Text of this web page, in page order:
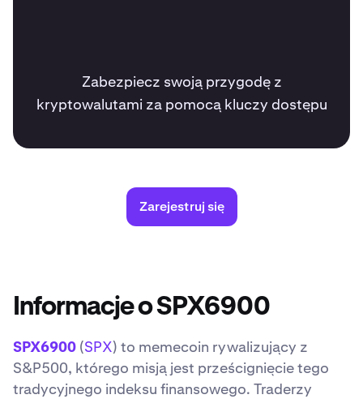
Zabezpiecz swoją przygodę z
kryptowalutami za pomocą kluczy dostępu
Zarejestruj się
Informacje o SPX6900
SPX6900 (SPX) to memecoin rywalizujący z
S&P500, którego misją jest prześcignięcie tego
tradycyjnego indeksu finansowego. Traderzy